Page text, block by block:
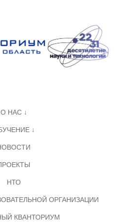
О НАС ↓
↓
НТО
ОРГАНИЗАЦИИ
КВАНТОРИУМ